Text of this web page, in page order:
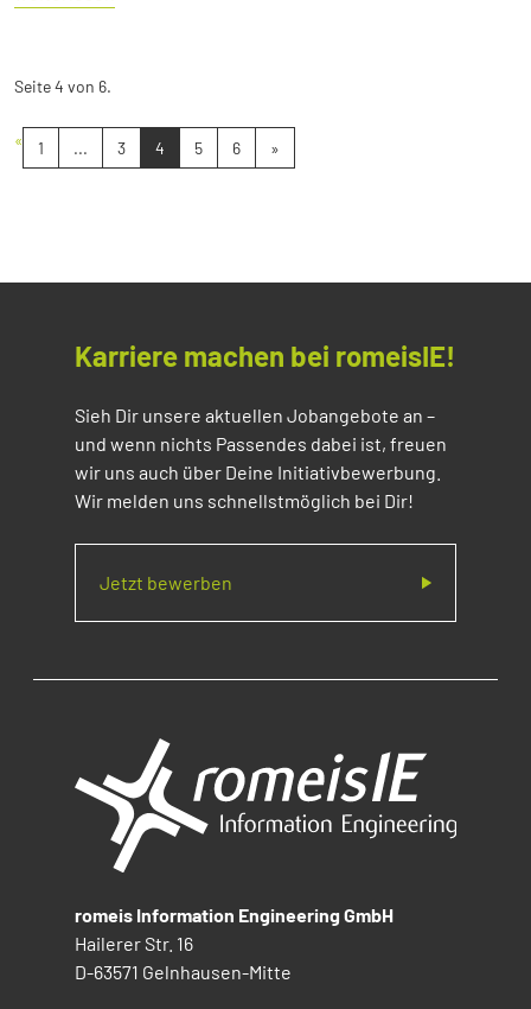
Seite 4 von 6.
« 1 ... 3 4 5 6 »
Karriere machen bei romeisIE!
Sieh Dir unsere aktuellen Jobangebote an –
und wenn nichts Passendes dabei ist, freuen
wir uns auch über Deine Initiativbewerbung.
Wir melden uns schnellstmöglich bei Dir!
Jetzt bewerben
romeis Information Engineering GmbH
Hailerer Str. 16
D-63571 Gelnhausen-Mitte